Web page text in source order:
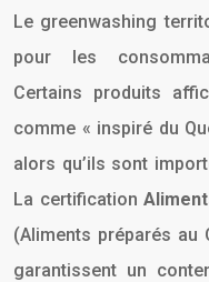
Le greenwashing
pour les
Certains produits
comme « inspiré du
alors qu’ils sont
La certification
(Aliments préparés au
garantissent un